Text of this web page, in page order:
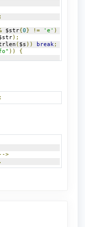
$str{ 0 } != 'e' )
);
( $s )) break;
))
{
0, strlen($save)
'i') {
>